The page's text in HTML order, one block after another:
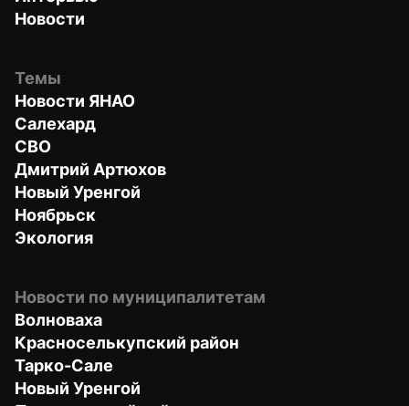
Новости
Темы
Новости ЯНАО
Салехард
СВО
Дмитрий Артюхов
Новый Уренгой
Ноябрьск
Экология
Новости по муниципалитетам
Волноваха
Красноселькупский район
Тарко-Сале
Новый Уренгой